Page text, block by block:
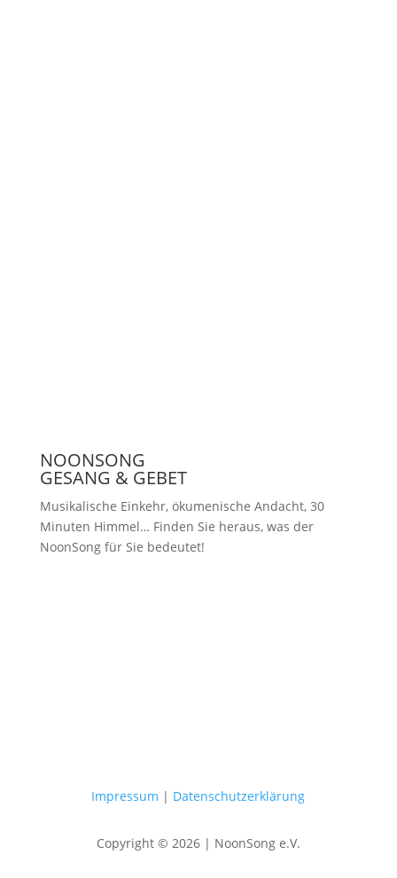
NOONSONG
GESANG & GEBET
Musikalische Einkehr, ökumenische Andacht, 30
Minuten Himmel… Finden Sie heraus, was der
NoonSong für Sie bedeutet!
Impressum | Datenschutzerklärung
Copyright © 2026 | NoonSong e.V.